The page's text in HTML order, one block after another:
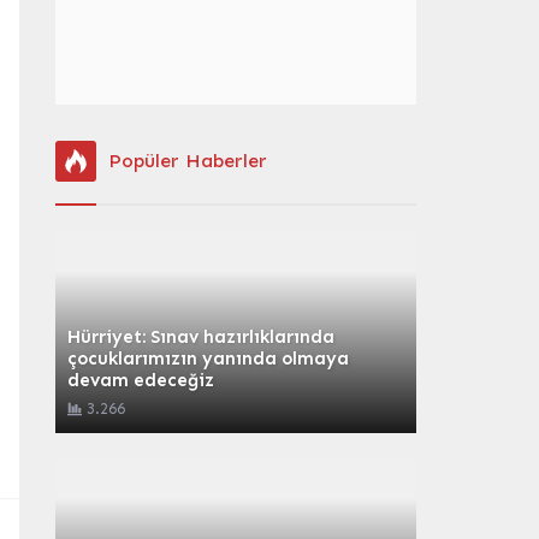
Popüler Haberler
Hürriyet: Sınav hazırlıklarında
çocuklarımızın yanında olmaya
devam edeceğiz
3.266